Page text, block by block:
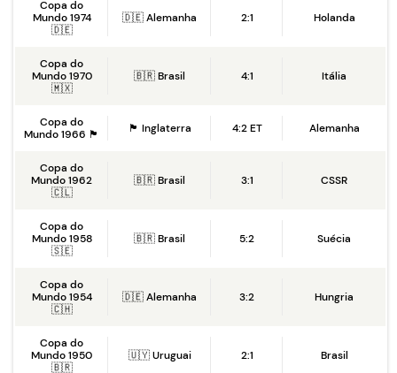
Copa do
Mundo 1974
🇩🇪
🇩🇪 Alemanha 2:1 Holanda
Copa do
Mundo 1970
🇲🇽
🇧🇷 Brasil 4:1 Itália
Copa do
Mundo 1966 🏴󠁧󠁢󠁥󠁮󠁧󠁿
🏴󠁧󠁢󠁥󠁮󠁧󠁿 Inglaterra 4:2 ET Alemanha
Copa do
Mundo 1962
🇨🇱
🇧🇷 Brasil 3:1 CSSR
Copa do
Mundo 1958
🇸🇪
🇧🇷 Brasil 5:2 Suécia
Copa do
Mundo 1954
🇨🇭
🇩🇪 Alemanha 3:2 Hungria
Copa do
Mundo 1950
🇧🇷
🇺🇾 Uruguai 2:1 Brasil